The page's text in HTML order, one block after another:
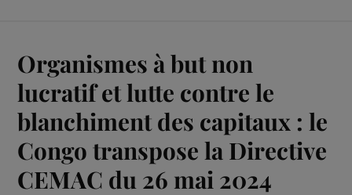
Organismes à but non
lucratif et lutte contre le
blanchiment des capitaux : le
Congo transpose la Directive
CEMAC du 26 mai 2024